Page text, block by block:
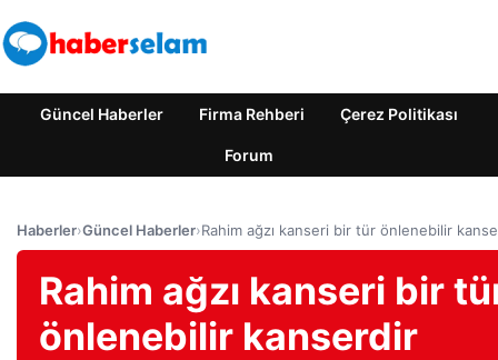
Güncel Haberler Firma Rehberi Çerez Politikası
Forum
Haberler›Güncel Haberler›Rahim ağzı kanseri bir tür önlenebilir
Rahim ağzı kanseri bir
önlenebilir kanserdir